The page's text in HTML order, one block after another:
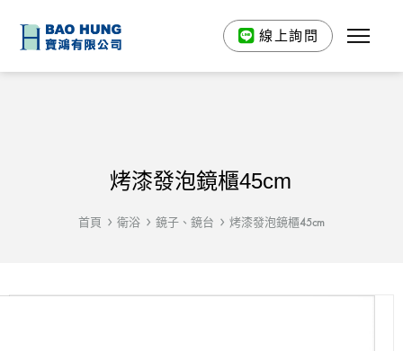
線上詢問
烤漆發泡鏡櫃45cm
首頁 衛浴 鏡子、鏡台 烤漆發泡鏡櫃45cm